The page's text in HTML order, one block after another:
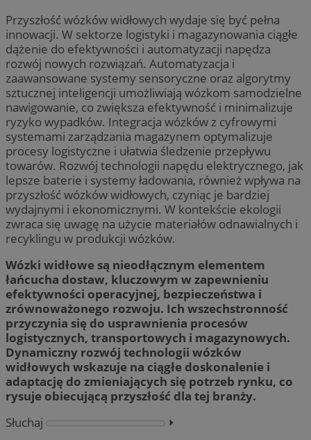
Przyszłość wózków widłowych wydaje się być pełna
innowacji. W sektorze logistyki i magazynowania ciągłe
dążenie do efektywności i automatyzacji napędza
rozwój nowych rozwiązań. Automatyzacja i
zaawansowane systemy sensoryczne oraz algorytmy
sztucznej inteligencji umożliwiają wózkom samodzielne
nawigowanie, co zwiększa efektywność i minimalizuje
ryzyko wypadków. Integracja wózków z cyfrowymi
systemami zarządzania magazynem optymalizuje
procesy logistyczne i ułatwia śledzenie przepływu
towarów. Rozwój technologii napędu elektrycznego, jak
lepsze baterie i systemy ładowania, również wpływa na
przyszłość wózków widłowych, czyniąc je bardziej
wydajnymi i ekonomicznymi. W kontekście ekologii
zwraca się uwagę na użycie materiałów odnawialnych i
recyklingu w produkcji wózków.
Wózki widłowe są nieodłącznym elementem
łańcucha dostaw, kluczowym w zapewnieniu
efektywności operacyjnej, bezpieczeństwa i
zrównoważonego rozwoju. Ich wszechstronność
przyczynia się do usprawnienia procesów
logistycznych, transportowych i magazynowych.
Dynamiczny rozwój technologii wózków
widłowych wskazuje na ciągłe doskonalenie i
adaptację do zmieniających się potrzeb rynku, co
rysuje obiecującą przyszłość dla tej branży.
Słuchaj
⏵︎